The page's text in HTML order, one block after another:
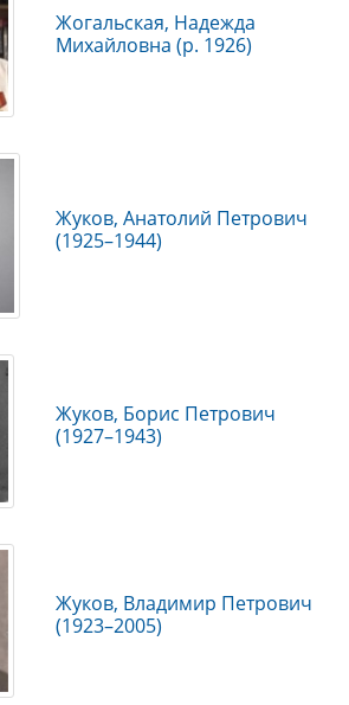
Жогальская, Надежда
Михайловна (р. 1926)
Жуков, Анатолий Петрович
(1925–1944)
Жуков, Борис Петрович
(1927–1943)
Жуков, Владимир Петрович
(1923–2005)